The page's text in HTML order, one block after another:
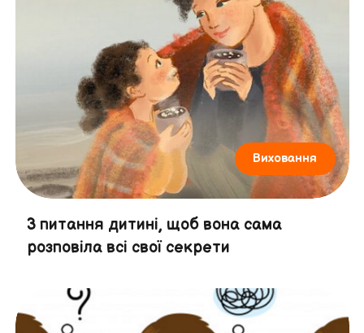
Виховання
3 питання дитині, щоб вона сама
розповіла всі свої секрети